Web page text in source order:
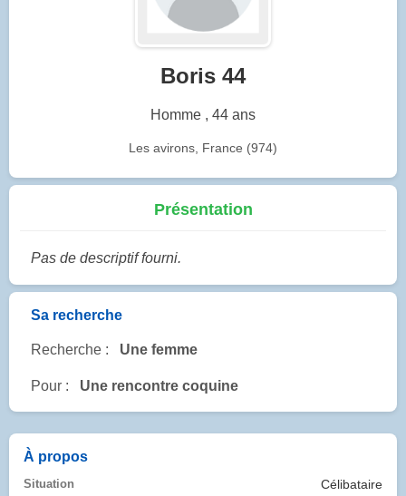
Boris 44
Homme , 44 ans
Les avirons, France (974)
Présentation
Pas de descriptif fourni.
Sa recherche
Recherche : Une femme
Pour : Une rencontre coquine
À propos
Situation Célibataire